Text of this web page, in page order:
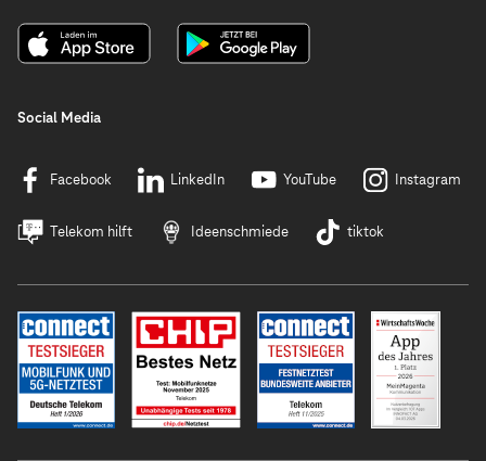
Social Media
Facebook LinkedIn YouTube Instagram
Telekom hilft Ideenschmiede tiktok